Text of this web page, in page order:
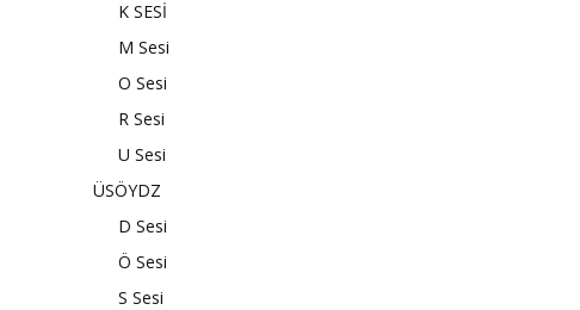
K SESİ
M Sesi
O Sesi
R Sesi
U Sesi
ÜSÖYDZ
D Sesi
Ö Sesi
S Sesi